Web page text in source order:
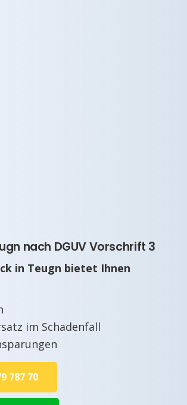
nach DGUV Vorschrift 3
in Teugn bietet Ihnen
im Schadenfall
787 70